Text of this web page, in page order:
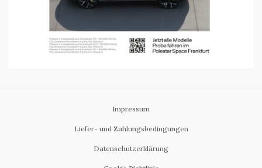
Impressum
Liefer- und Zahlungsbedingungen
Datenschutzerklärung